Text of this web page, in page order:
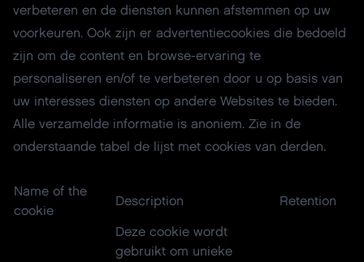
verbeteren en de diensten kunnen afstemmen op uw
voorkeuren. Ook zijn er advertentiecookies die bedoeld
zijn om de content en browse-ervaring te
personaliseren en/of te verbeteren door u op basis van
uw interesses diensten op andere Websites te bieden.
Alle verzamelde informatie is anoniem. Zie in de
onderstaande tabel de lijst met cookies van derden.
Name of the
cookie
Description Retention
Deze cookie wordt
gebruikt om unieke